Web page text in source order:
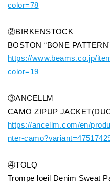
color=78
②BIRKENSTOCK
BOSTON “BONE
https://www.beams.co.jp/
color=19
③ANCELLM
CAMO ZIPUP
https://ancellm.com/en/
nter-
④TOLQ
Trompe loeil Denim Sweat